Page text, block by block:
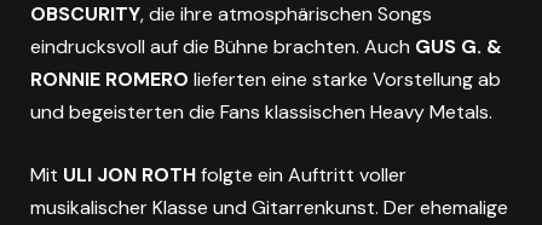
OBSCURITY, die ihre atmosphärischen Songs
eindrucksvoll auf die Bühne brachten. Auch GUS G. &
RONNIE ROMERO lieferten eine starke Vorstellung ab
und begeisterten die Fans klassischen Heavy Metals.
Mit ULI JON ROTHfolgte ein Auftritt voller
musikalischer Klasse und Gitarrenkunst. Der ehemalige